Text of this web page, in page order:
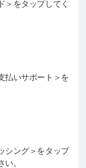
＞をタップしてく
払いサポート＞を
シング＞をタップ
。